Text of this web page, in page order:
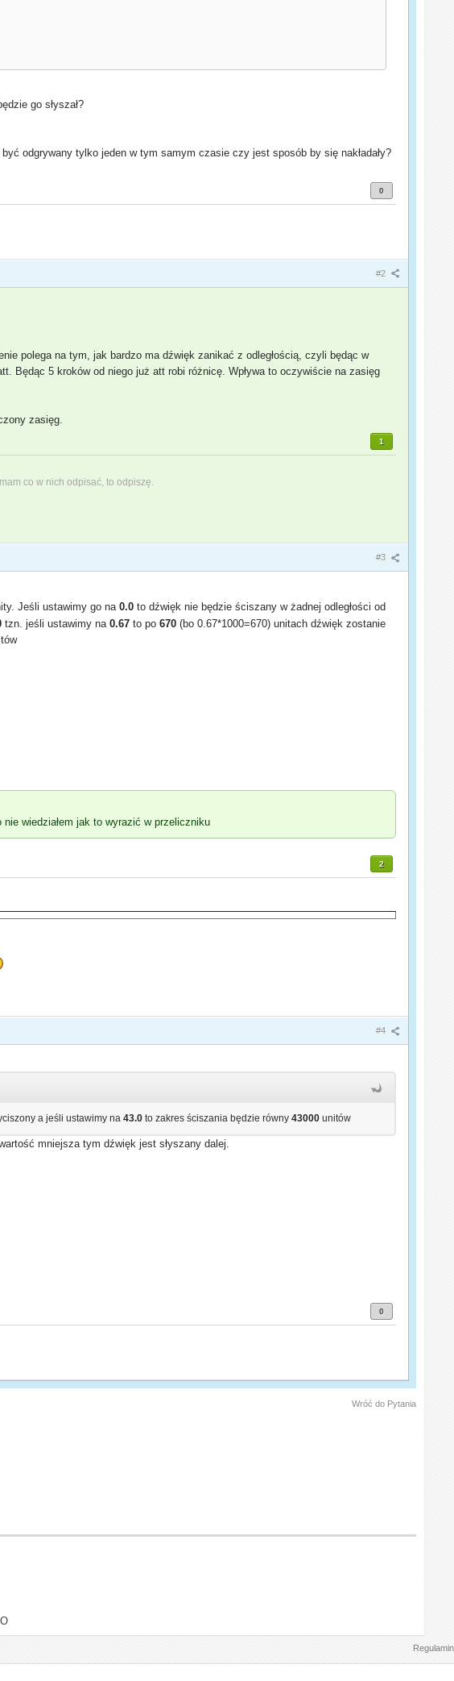
go słyszał?
odgrywany tylko jeden w tym samym czasie czy jest sposób by się nakładały?
0
#2
polega na tym, jak bardzo ma dźwięk zanikać z odległością, czyli będąc w
Będąc 5 kroków od niego już att robi różnicę. Wpływa to oczywiście na zasięg
zasięg.
1
co w nich odpisać, to odpiszę.
#3
Jeśli ustawimy go na0.0 to dźwięk nie będzie ściszany w żadnej odległości od
tzn. jeśli ustawimy na0.67 to po670 (bo 0.67*1000=670) unitach dźwięk zostanie
wiedziałem jak to wyrazić w przeliczniku
2
#4
a jeśli ustawimy na43.0 to zakres ściszania będzie równy43000 unitów
mniejsza tym dźwięk jest słyszany dalej.
0
Wróć do Pytania
Regulamin